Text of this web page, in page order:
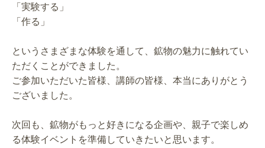
「実験する」
「作る」
というさまざまな体験を通して、鉱物の魅力に触れてい
ただくことができました。
ご参加いただいた皆様、講師の皆様、本当にありがとう
ございました。
次回も、鉱物がもっと好きになる企画や、親子で楽しめ
る体験イベントを準備していきたいと思います。